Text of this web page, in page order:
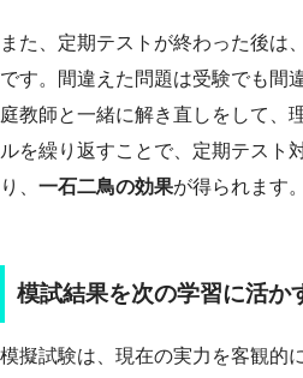
また、定期テストが終わった後は
です。間違えた問題は受験でも間
庭教師と一緒に解き直しをして、
ルを繰り返すことで、定期テスト
り、 一石二鳥の効果が得られます。
模試結果を次の学習に活か
模擬試験は、現在の実力を客観的